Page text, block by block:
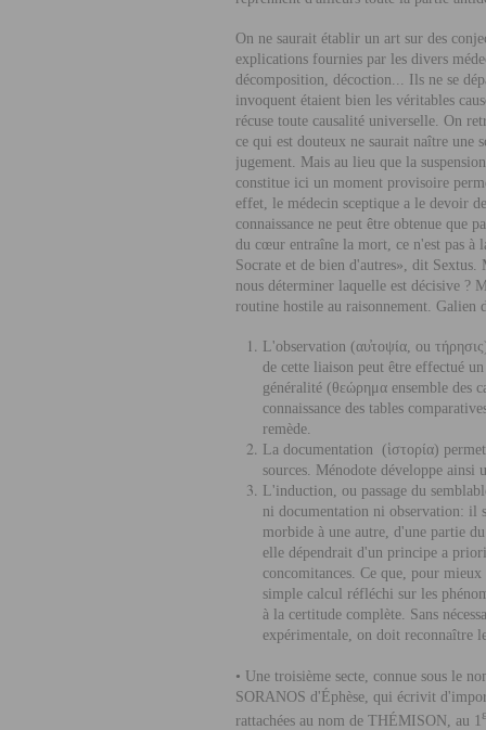
On ne saurait établir un art sur des
explications fournies par les divers
décomposition, décoction... Ils ne se
invoquent étaient bien les véritables
récuse toute causalité universelle. On
ce qui est douteux ne saurait naître une
jugement. Mais au lieu que la
constitue ici un moment provisoire
effet, le médecin sceptique a le devoir
connaissance ne peut être obtenue que
du cœur entraîne la mort, ce n'est pas à
Socrate et de bien d'autres», dit
nous déterminer laquelle est décisive ?
routine hostile au raisonnement. Galien
L'observation (αυτοψία, ou
de cette liaison peut être effectué
généralité (θεώρημα ensemble des
connaissance des tables
remède.
La documentation (ἱστορία)
sources. Ménodote développe
L'induction, ou passage du
ni documentation ni observation: il
morbide à une autre, d'une partie
elle dépendrait d'un principe a
concomitances. Ce que, pour
simple calcul réfléchi sur les
à la certitude complète. Sans
expérimentale, on doit reconnaître
• Une troisième secte, connue sous le
SORANOS d'Éphèse, qui écrivit
rattachées au nom de T HÉMISON , au 1